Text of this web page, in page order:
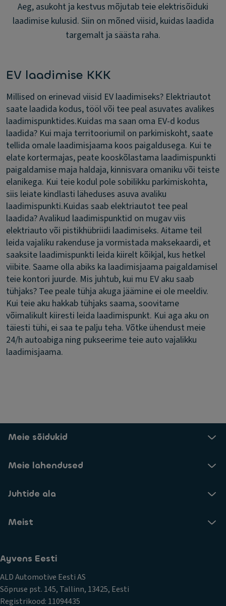
Aeg, asukoht ja kestvus mõjutab teie elektrisõiduki
laadimise kulusid. Siin on mõned viisid, kuidas laadida
targemalt ja säästa raha.
EV laadimise KKK
Millised on erinevad viisid EV laadimiseks? Elektriautot
saate laadida kodus, tööl või tee peal asuvates avalikes
laadimispunktides.Kuidas ma saan oma EV-d kodus
laadida? Kui maja territooriumil on parkimiskoht, saate
tellida omale laadimisjaama koos paigaldusega. Kui te
elate kortermajas, peate kooskõlastama laadimispunkti
paigaldamise maja haldaja, kinnisvara omaniku või teiste
elanikega. Kui teie kodul pole sobilikku parkimiskohta,
siis leiate kindlasti läheduses asuva avaliku
laadimispunkti.Kuidas saab elektriautot tee peal
laadida?Avalikud laadimispunktid on mugav viis
elektriauto või pistikhübriidi laadimiseks. Aitame teil
leida vajaliku rakenduse ja vormistada maksekaardi, et
saaksite laadimispunkti leida kiirelt kõikjal, kus hetkel
viibite. Saame olla abiks ka laadimisjaama paigaldamisel
teie kontori juurde. Mis juhtub, kui mu EV aku saab
tühjaks? Tee peale tühja akuga jäämine ei ole meeldiv.
Kui teie aku hakkab tühjaks saama, soovitame
võimalikult kiiresti leida laadimispunkt. Kui aga aku on
täiesti tühi, ei saa te palju teha. Võtke ühendust meie
24/h autoabiga ning pukseerime teie auto vajalikku
laadimisjaama.
Meie sõidukid
Meie lahendused
Juhtide ala
Meist
Ayvens Eesti
ALD Automotive Eesti AS
Sõpruse pst. 145, Tallinn, 13425, Eesti
Registrikood: 11094435